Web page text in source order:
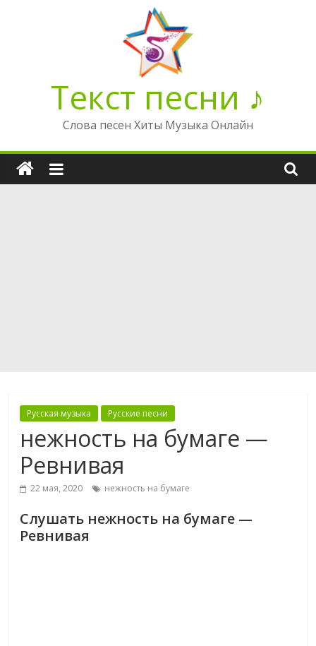
Текст песни ♪
Слова песен Хиты Музыка Онлайн
Русская музыка Русские песни
нежность на бумаге —
Ревнивая
22 мая, 2020 нежность на бумаге
Слушать нежность на бумаге —
Ревнивая